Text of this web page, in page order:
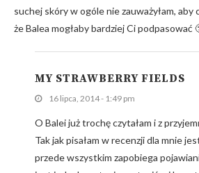
suchej skóry w ogóle nie zauważyłam, aby
że Balea mogłaby bardziej Ci podpasować
MY STRAWBERRY FIELDS
16 lipca, 2014 - 1:49 pm
O Balei już trochę czytałam i z
Tak jak pisałam w recenzji dla mnie
przede wszystkim zapobiega